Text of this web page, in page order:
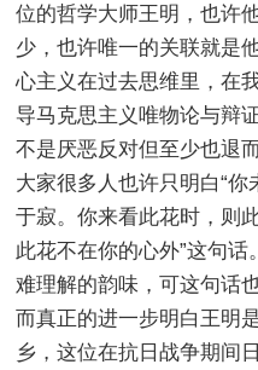
位的哲学大师王明，也许
少，也许唯一的关联就是
心主义在过去思维里，在
导马克思主义唯物论与辩
不是厌恶反对但至少也退
大家很多人也许只明白“
于寂。你来看此花时，则
此花不在你的心外”这句
难理解的韵味，可这句话
而真正的进一步明白王明
乡，这位在抗日战争期间